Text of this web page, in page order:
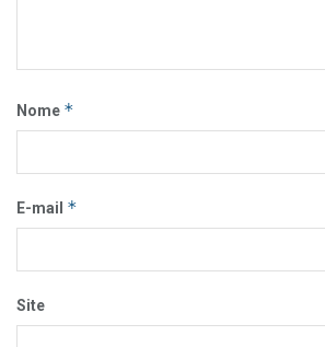
Nome *
E-mail *
Site